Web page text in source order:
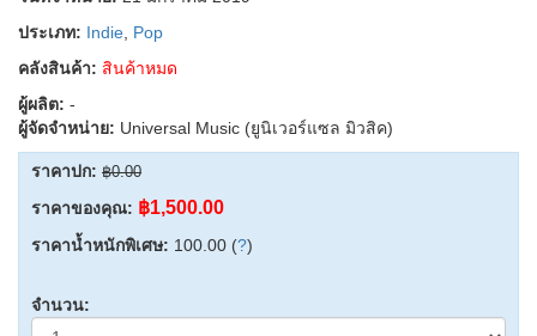
ประเภท: Indie Pop
คลังสินค้า: สินค้าหมด
ผู้ผลิต: -
ผู้จัดจำหน่าย: Universal Music (ยูนิเวอร์แซล มิวสิค)
ราคาปก: ฿0.00
ราคาของคุณ: ฿1,500.00
ราคาน้ำหนักพิเศษ: 100.00 (?)
จำนวน: